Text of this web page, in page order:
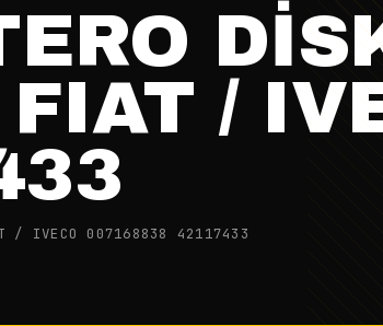
/
/ IVECO 007168838 42117433